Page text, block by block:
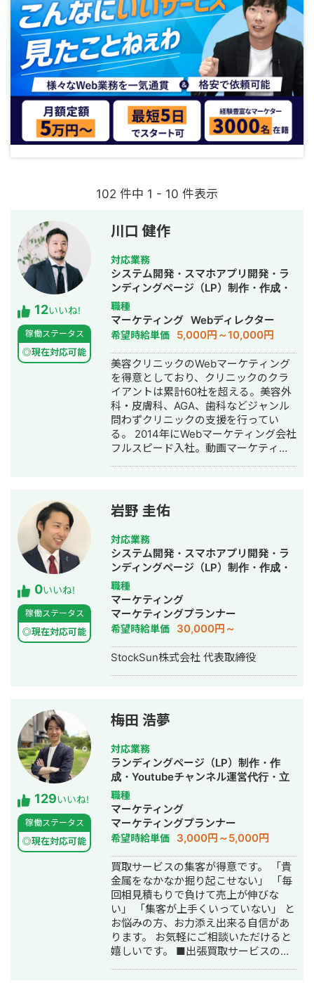
102 件中 1 - 10 件表示
12いいね!
稼働ステータス
◎現在対応可能
川口 健作
対応業務
システム開発・スマホアプリ開発・ラ
ンディングページ（LP）制作・作成・
Youtubeチャンネル運営代行・立ち上
げ・ECサイト構築・ネットショップ作
成代行・SEO対策・新規事業立上・
SNS運用代行・記事作成代行・ライテ
ィング・ホームページ制作・作成・バ
ナー制作・デザイン・ロゴデザイン・
作成・リスティング広告運用代行・オ
ウンドメディア制作・構築・運用代
行・動画制作・動画編集・営業代行
職種
マーケティング Webディレクター
希望時給単価 5,000円～10,000円
美容クリニックのWebマーケティング
を得意としており、クリニックのクラ
イアントは累計60社を超える。美容外
科・皮膚科、AGA、歯科などジャンル
問わずクリニックの支援を行ってい
る。 2014年にWebマーケティング会社
フルスピード入社。動画マーケティン
独立。 独立後はフリーランスとなり、
フロントエンドエンジニア兼総合Web
マーケターとして活動。現在はWebコ
ンサルティング会社を創設し、法人と
してStockSunに参画。
0いいね!
稼働ステータス
◎現在対応可能
岩野 圭佑
対応業務
システム開発・スマホアプリ開発・ラ
ンディングページ（LP）制作・作成・
Youtubeチャンネル運営代行・立ち上
げ・ECサイト構築・ネットショップ作
成代行・SEO対策・新規事業立上・
SNS運用代行・ホームページ制作・作
成・リスティング広告運用代行・動画
制作・動画編集
職種
マーケティング
マーケティングプランナー
希望時給単価 30,000円～
StockSun株式会社 代表取締役
129いいね!
稼働ステータス
◎現在対応可能
梅田 浩夢
対応業務
ランディングページ（LP）制作・作
成・Youtubeチャンネル運営代行・立
ち上げ・SEO対策・SNS運用代行・記
事作成代行・ライティング・ホームペ
ージ制作・作成・リスティング広告運
用代行・オウンドメディア制作・構
築・運用代行
職種
マーケティング
マーケティングプランナー
希望時給単価 3,000円～5,000円
買取サービスの集客が得意です。 「貴
金属をなかなか掘り起こせない」 「毎
回相見積もりで負けて売上が伸びな
い」 「集客が上手くいっていない」 と
お悩みの方、お力添え出来る自信があ
ります。 お気軽にご相談いただけると
嬉しいです。 ■出張買取サービスの集